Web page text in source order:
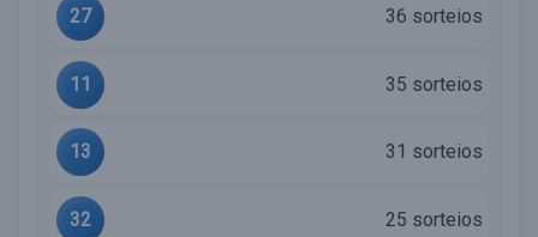
27 36 sorteios
11 35 sorteios
13 31 sorteios
32 25 sorteios